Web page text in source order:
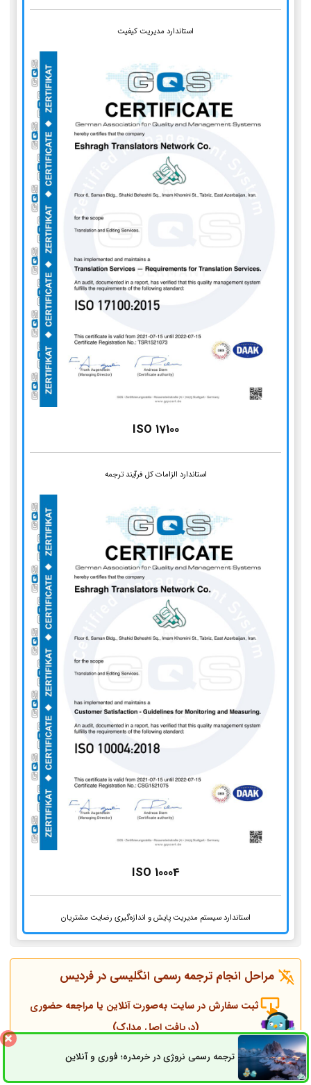
استاندارد مدیریت کیفیت
ISO 17100
استاندارد الزامات کل فرآیند ترجمه
ISO 10004
استاندارد سیستم مدیریت پایش و اندازه‌گیری رضایت مشتریان
مراحل انجام ترجمه رسمی انگلیسی درفردیس
ثبت سفارش در سایت به‌صورت آنلاین یا مراجعه حضوری
(دریافت اصل مدارک)
ترجمه رسمی نروژی در خرمدره؛ فوری و آنلاینثبت سفارش راه های ارتباطی